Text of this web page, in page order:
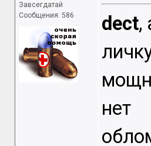
Завсегдатай
Сообщения: 586
dect,